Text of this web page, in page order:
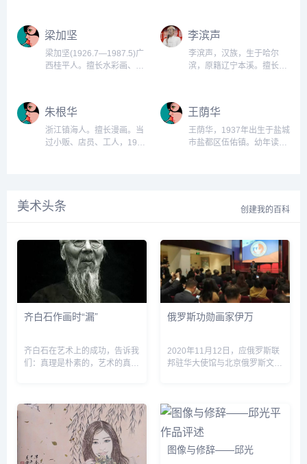
图书奖(二等)、冰心奖、黄
河金牛奖。编绘系列套书...
团、民众教育馆工作。解放
后在东北电影制厂美术片
组，1956年调入上海美术电
学院毕业。 1949年在北平
军管会文化接管委员会美工
队工作。同年8月调铁道部
志短期工作。四人帮倒台
后，曾任全国美术工作小组
副组长、办公室主任。1...
梁加坚
梁加坚(1926.7—1987.5)广
西桂平人。擅长水彩画、漫
美术家协会上海分会秘书、
广西艺术学院讲师、副教
授。作品有《小别...
李滨声
李滨声，汉族，生于哈尔
滨，原籍辽宁本溪。擅长漫
私塾学历的知识分子，没上
过洋学堂；母亲毕业于沈阳
女子师范。自幼寄居沈阳外
从根本上缺乏积极条...
朱根华
浙江镇海人。擅长漫画。当
过小贩、店员、工人，1949
辑、高级编辑，从事国际国
王荫华
王荫华，1937年出生于盐城
市盐都区伍佑镇。幼年读过
美术头条 创建我的百科
齐白石作画时“漏”
齐白石在艺术上的成功，告诉我
们：真理是朴素的，艺术的真谛
艺术规律实践的坚强意志。&...
俄罗斯功勋画家伊万
2020年11月12日，应俄罗斯联
邦驻华大使馆与北京俄罗斯文化
式和向中国美术馆的赠画...
图像与修辞——邱光